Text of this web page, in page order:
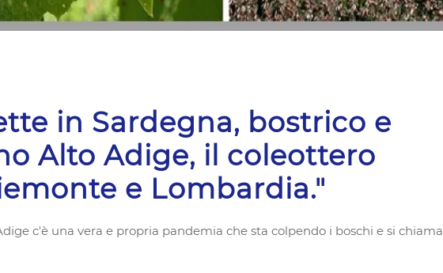
in Sardegna, bostrico e
Alto Adige, il coleottero
e Lombardia."
c'è una vera e propria pandemia che sta colpendo i boschi e si chiama